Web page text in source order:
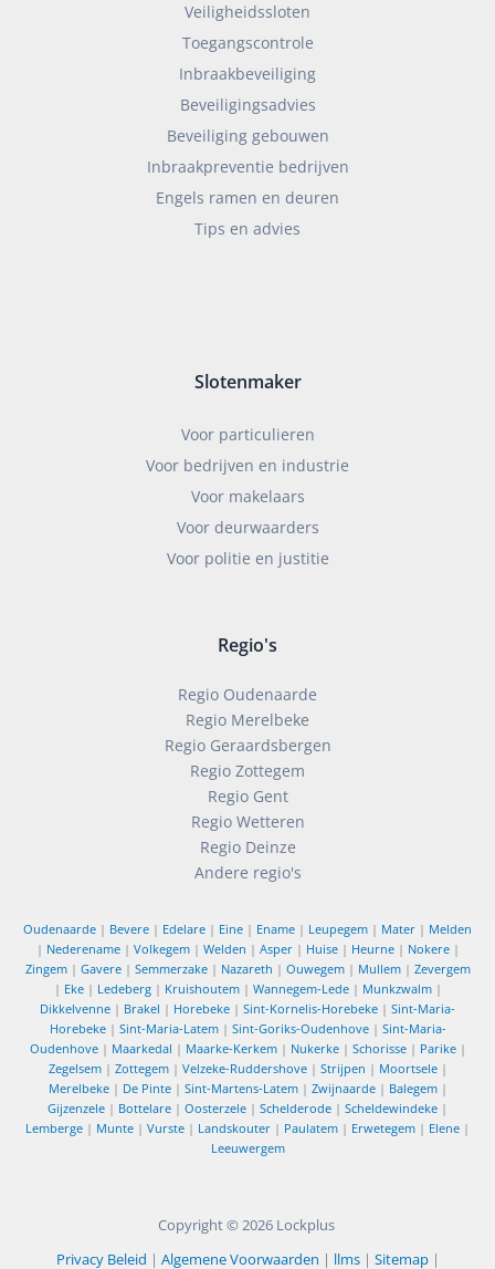
Veiligheidssloten
Toegangscontrole
Inbraakbeveiliging
Beveiligingsadvies
Beveiliging gebouwen
Inbraakpreventie bedrijven
Engels ramen en deuren
Tips en advies
Slotenmaker
Voor particulieren
Voor bedrijven en industrie
Voor makelaars
Voor deurwaarders
Voor politie en justitie
Regio's
Regio Oudenaarde
Regio Merelbeke
Regio Geraardsbergen
Regio Zottegem
Regio Gent
Regio Wetteren
Regio Deinze
Andere regio's
Oudenaarde | Bevere | Edelare | Eine | Ename | Leupegem | Mater | Melden
| Nederename| Volkegem| Welden | Asper| Huise| Heurne| Nokere|
Zingem| Gavere| Semmerzake| Nazareth | Ouwegem| Mullem| Zevergem
| Eke| Ledeberg| Kruishoutem| Wannegem-Lede| Munkzwalm|
Dikkelvenne | Brakel | Horebeke | Sint-Kornelis-Horebeke | Sint-Maria-
Horebeke| Sint-Maria-Latem| Sint-Goriks-Oudenhove| Sint-Maria-
Oudenhove| Maarkedal | Maarke-Kerkem| Nukerke| Schorisse| Parike|
Zegelsem| Zottegem| Velzeke-Ruddershove| Strijpen | Moortsele|
Merelbeke| De Pinte| Sint-Martens-Latem| Zwijnaarde| Balegem|
Gijzenzele | Bottelare | Oosterzele | Schelderode | Scheldewindeke |
Lemberge | Munte | Vurste | Landskouter | Paulatem | Erwetegem | Elene |
Leeuwergem
Copyright © 2026 Lockplus
Privacy Beleid | Algemene Voorwaarden | llms| Sitemap|